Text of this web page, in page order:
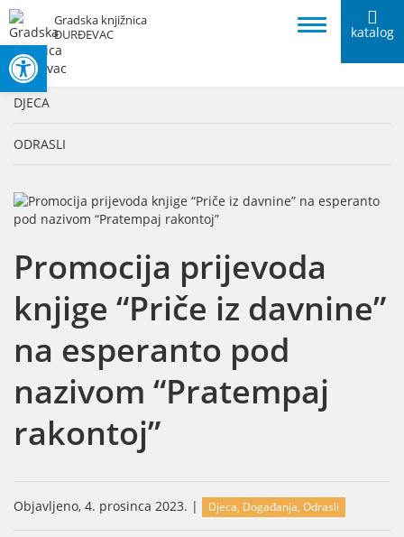
Open toolbar
Gradska knjižnica
ĐURĐEVAC
katalog
KATEGORIJE
DJECA
ODRASLI
Promocija prijevoda
knjige “Priče iz davnine”
na esperanto pod
nazivom “Pratempaj
rakontoj”
Objavljeno, 4. prosinca 2023. | Djeca, Događanja, Odrasli